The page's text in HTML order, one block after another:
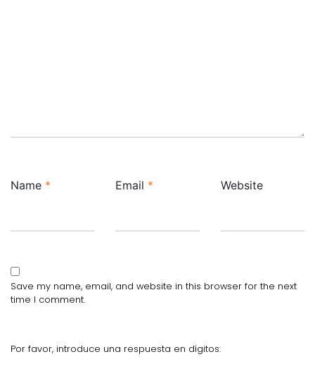
Name * Email * Website
Save my name, email, and website in this browser for the next
time I comment.
Por favor, introduce una respuesta en dígitos: